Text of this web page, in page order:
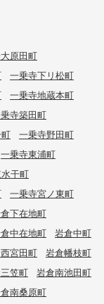
原田町
一乗寺下リ松町
一乗寺地蔵本町
寺築田町
一乗寺野田町
一乗寺東浦町
干町
一乗寺宮ノ東町
下在地町
中在地町
岩倉中町
宮田町
岩倉幡枝町
笠町
岩倉南池田町
南桑原町